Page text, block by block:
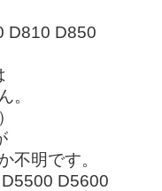
D810 D850
。
不明です。
D5600